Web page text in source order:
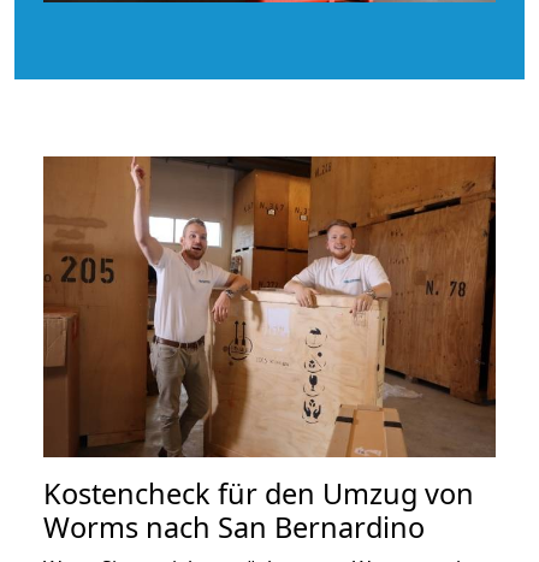
Kostencheck für den Umzug von
Worms nach San Bernardino